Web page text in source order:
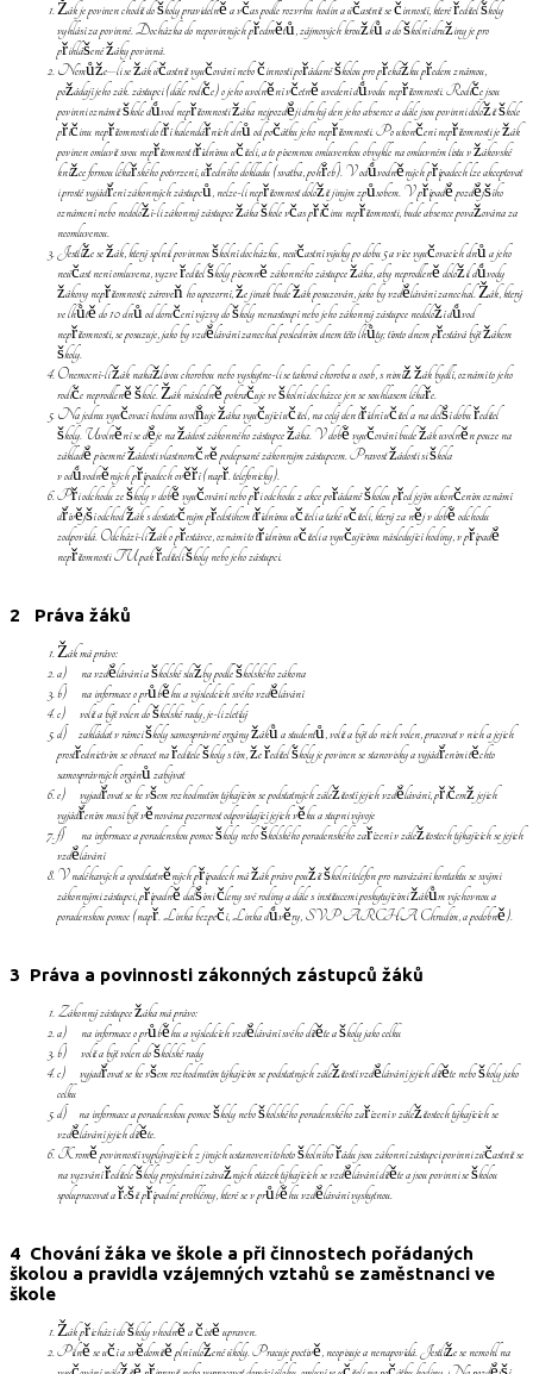
Žák je povinen chodit do školy pravidelně a včas podle rozvrhu hodin a účastnit se činností, které ředitel školy
vyhlásí za povinné. Docházka do nepovinných předmětů, zájmových kroužků a do školní družiny je pro
přihlášené žáky povinná.
Nemůže–li se žák účastnit vyučování nebo činnosti pořádané školou pro překážku předem známou,
požádají jeho zák. zástupci (dále rodiče) o jeho uvolnění včetně uvedení důvodu nepřítomnosti. Rodiče jsou
povinni oznámit škole důvod nepřítomnosti žáka nejpozději druhý den jeho absence a dále jsou povinni doložitškole
příčinu nepřítomnosti do tří kalendářních dnů od počátku jeho nepřítomnosti. Po ukončení nepřítomnosti je žák
povinen omluvit svou nepřítomnost třídnímu učiteli, a to písemnou omluvenkou obvykle na omluvném listu v žákovské
knížce formou lékařského potvrzení, úředního dokladu (svatba, pohřeb). V odůvodněných případech lze akceptovat
i prosté vyjádření zákonných zástupců, nelze-li nepřítomnost doložit jiným způsobem. V případě pozdějšího
oznámení nebo nedoloží-li zákonný zástupce žáka škole včas příčinu nepřítomnosti, bude absence považována za
neomluvenou.
Jestliže se žák, který splnil povinnou školní docházku, neúčastní výuky po dobu 5 a více vyučovacích dnů a jeho
neúčast není omluvena, vyzve ředitel školy písemně zákonného zástupce žáka, aby neprodleně doložil důvody
žákovy nepřítomnosti; zároveň ho upozorní, že jinak bude žák posuzován, jako by vzdělávání zanechal. Žák, který
ve lhůtě do 10 dnů od doručení výzvy do školy nenastoupí nebo jeho zákonný zástupce nedoloží důvod
nepřítomnosti, se posuzuje, jako by vzdělávání zanechal posledním dnem této lhůty; tímto dnem přestává být žákem
školy.
Onemocní-li žák nakažlivou chorobou nebo vyskytne-li se taková choroba u osob, s nimiž žák bydlí, oznámí to jeho
rodiče neprodleně škole. Žák následně pokračuje ve školní docházce jen se souhlasem lékaře.
Na jednu vyučovací hodinu uvolňuje žáka vyučující učitel, na celý den třídní učitel a na delší dobu ředitel
školy. Uvolnění se děje na žádost zákonného zástupce žáka. V době vyučování bude žák uvolněn pouze na
základě písemné žádosti vlastnoručně podepsané zákonným zástupcem. Pravost žádosti si škola
v odůvodněných případech ověří (např. telefonicky).
Při odchodu ze školy v době vyučování nebo při odchodu z akce pořádané školou před jejím ukončením oznámí
dřívější odchod žák s dostatečným předstihem třídnímu učiteli a také učiteli, který za něj v době odchodu
zodpovídá. Odchází-li žák o přestávce, oznámí to třídnímu učiteli a vyučujícímu následující hodiny, v případě
nepřítomnosti TU pak řediteli školy nebo jeho zástupci.
2 Práva žáků
Žák má právo:
a) na vzdělávání a školské služby podle školského zákona
b) na informace o průběhu a výsledcích svého vzdělávání
c) volit a být volen do školské rady, je-li zletilý
d) zakládat v rámci školy samosprávné orgány žáků a studentů, volit a být do nich volen, pracovat v nich a jejich
prostřednictvím se obracet na ředitele školy s tím, že ředitel školy je povinen se stanovisky a vyjádřeními těchto
samosprávných orgánů zabývat
e) vyjadřovat se ke všem rozhodnutím týkajícím se podstatných záležitostí jejich vzdělávání, přičemž jejich
vyjádřením musí být věnována pozornost odpovídající jejich věku a stupni vývoje
f) na informace a poradenskou pomoc školy nebo školského poradenského zařízení v záležitostech týkajících se jejich
vzdělávání
V naléhavých a opodstatněných případech má žák právo použít školní telefon pro navázání kontaktu se svými
zákonnými zástupci, případně dalšími členy své rodiny a dále s institucemi poskytujícími žákům výchovnou a
poradenskou pomoc (např. Linka bezpečí, Linka důvěry, SVP ARCHA Chrudim, a podobně).
3 Práva a povinnosti zákonných zástupců žáků
Zákonný zástupce žáka má právo:
a) na informace o průběhu a výsledcích vzdělávání svého dítěte a školy jako celku
b) volit a být volen do školské rady
c) vyjadřovat se ke všem rozhodnutím týkajícím se podstatných záležitostí vzdělávání jejich dítěte nebo školy jako
celku
d) na informace a poradenskou pomoc školy nebo školského poradenského zařízení v záležitostech týkajících se
vzdělávání jejich dítěte.
Kromě povinností vyplývajících z jiných ustanovení tohoto školního řádu jsou zákonní zástupci povinni zúčastnit se
na vyzvání ředitele školy projednání závažných otázek týkajících se vzdělávání dítěte a jsou povinni se školou
spolupracovat a řešit případné problémy, které se v průběhu vzdělávání vyskytnou.
4 Chování žáka ve škole a při činnostech pořádaných
školou a pravidla vzájemných vztahů se zaměstnanci ve
škole
Žák přichází do školy vhodně a čistě upraven.
Pilně se učí a svědomitě plní uložené úkoly. Pracuje poctivě, neopisuje a nenapovídá. Jestliže se nemohl na